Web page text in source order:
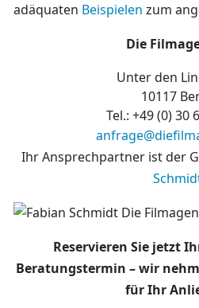
adäquaten Beispielen zum
Die
Unter den
10117
Tel.: +49 (0)30
Ihr Ansprechpartner ist der
Reservieren Sie jetzt
Beratungstermin – wir
für Ihr